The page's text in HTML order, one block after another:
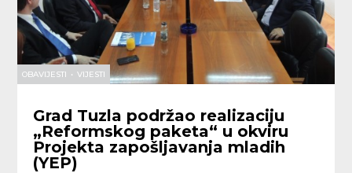
OBAVIJESTI • VIJESTI
Grad Tuzla podržao realizaciju
„Reformskog paketa“ u okviru
Projekta zapošljavanja mladih
(YEP)